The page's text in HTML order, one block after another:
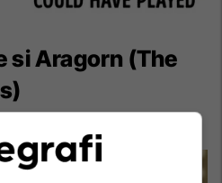
si Aragorn (The